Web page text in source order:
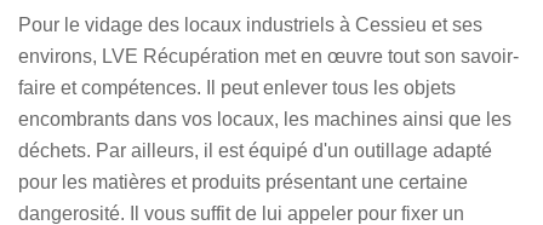
Pour le vidage des locaux industriels à Cessieu et ses
environs, LVE Récupération met en œuvre tout son savoir-
faire et compétences. Il peut enlever tous les objets
encombrants dans vos locaux, les machines ainsi que les
déchets. Par ailleurs, il est équipé d'un outillage adapté
pour les matières et produits présentant une certaine
dangerosité. Il vous suffit de lui appeler pour fixer un